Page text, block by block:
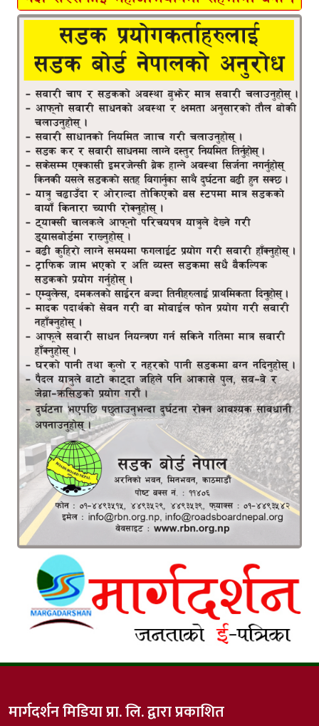
मार्गदर्शन मिडिया प्रा. लि. द्वारा प्रकाशित